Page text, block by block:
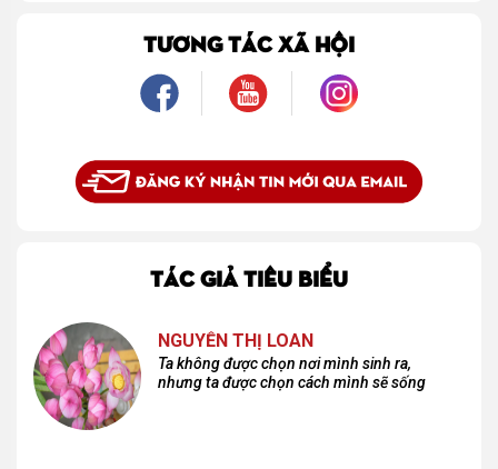
là một mối tình, mà là một người luôn cho tôi quyền được là chính mình.
TƯƠNG TÁC XÃ HỘI
TÁC GIẢ TIÊU BIỂU
NGUYỄN THỊ LOAN
Ta không được chọn nơi mình sinh ra,
nhưng ta được chọn cách mình sẽ sống